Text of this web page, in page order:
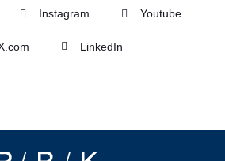
Instagram Youtube
LinkedIn